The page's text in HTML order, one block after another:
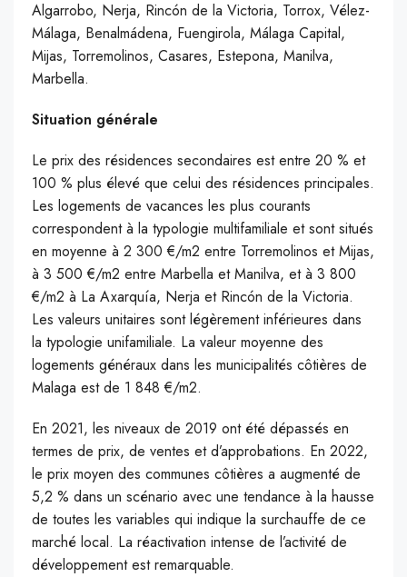
Algarrobo, Nerja, Rincón de la Victoria, Torrox, Vélez-
Málaga, Benalmádena, Fuengirola, Málaga Capital,
Mijas, Torremolinos, Casares, Estepona, Manilva,
Marbella.
Situation générale
Le prix des résidences secondaires est entre 20 % et
100 % plus élevé que celui des résidences principales.
Les logements de vacances les plus courants
correspondent à la typologie multifamiliale et sont situés
en moyenne à 2 300 €/m2 entre Torremolinos et Mijas,
à 3 500 €/m2 entre Marbella et Manilva, et à 3 800
€/m2 à La Axarquía, Nerja et Rincón de la Victoria.
Les valeurs unitaires sont légèrement inférieures dans
la typologie unifamiliale. La valeur moyenne des
logements généraux dans les municipalités côtières de
Malaga est de 1 848 €/m2.
En 2021, les niveaux de 2019 ont été dépassés en
termes de prix, de ventes et d’approbations. En 2022,
le prix moyen des communes côtières a augmenté de
5,2 % dans un scénario avec une tendance à la hausse
de toutes les variables qui indique la surchauffe de ce
marché local. La réactivation intense de l’activité de
développement est remarquable.